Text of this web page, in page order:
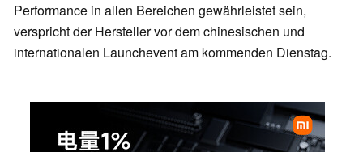
Performance in allen Bereichen gewährleistet sein,
verspricht der Hersteller vor dem chinesischen und
internationalen Launchevent am kommenden Dienstag.